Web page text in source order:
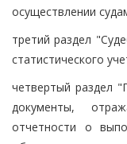
осуществлении
третий раздел
статистического
четвертый раздел
документы,
отчетности о